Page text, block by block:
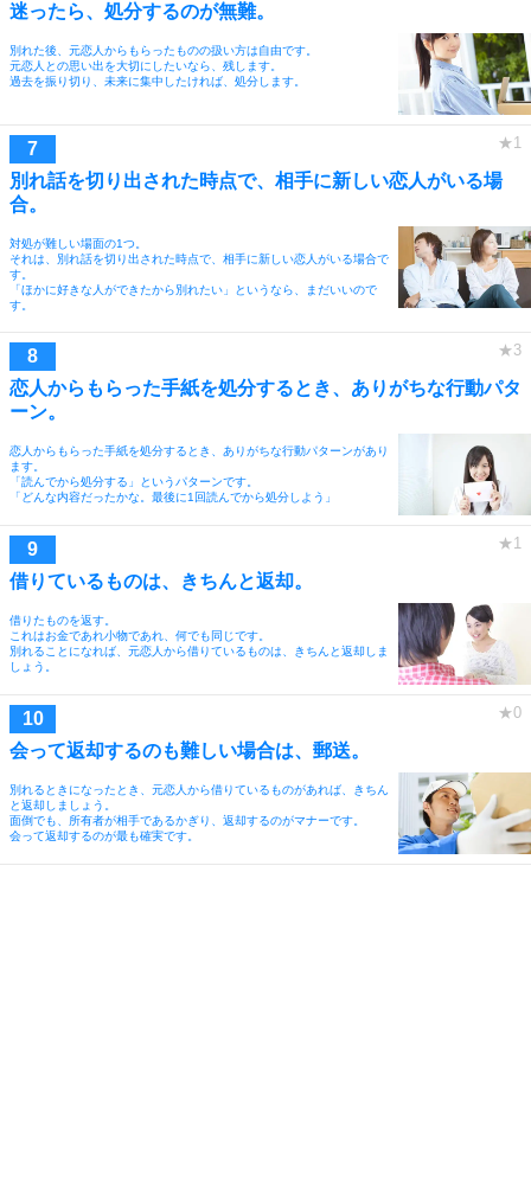
迷ったら、処分するのが無難。
別れた後、元恋人からもらったものの扱い方は自由です。
元恋人との思い出を大切にしたいなら、残します。
過去を振り切り、未来に集中したければ、処分します。
別れ話を切り出された時点で、相手に新しい恋人がいる場
合。
対処が難しい場面の1つ。
それは、別れ話を切り出された時点で、相手に新しい恋人がいる場合で
す。
「ほかに好きな人ができたから別れたい」というなら、まだいいので
す。
恋人からもらった手紙を処分するとき、ありがちな行動パタ
ーン。
恋人からもらった手紙を処分するとき、ありがちな行動パターンがあり
ます。
「読んでから処分する」というパターンです。
「どんな内容だったかな。最後に1回読んでから処分しよう」
借りているものは、きちんと返却。
借りたものを返す。
これはお金であれ小物であれ、何でも同じです。
別れることになれば、元恋人から借りているものは、きちんと返却しま
しょう。
会って返却するのも難しい場合は、郵送。
別れるときになったとき、元恋人から借りているものがあれば、きちん
と返却しましょう。
面倒でも、所有者が相手であるかぎり、返却するのがマナーです。
会って返却するのが最も確実です。